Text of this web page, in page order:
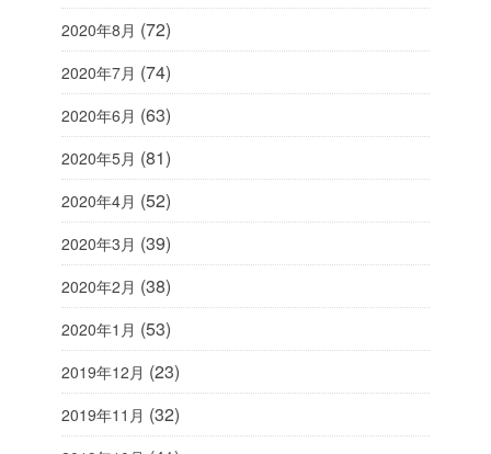
2020年8月 (72)
2020年7月 (74)
2020年6月 (63)
2020年5月 (81)
2020年4月 (52)
2020年3月 (39)
2020年2月 (38)
2020年1月 (53)
2019年12月 (23)
2019年11月 (32)